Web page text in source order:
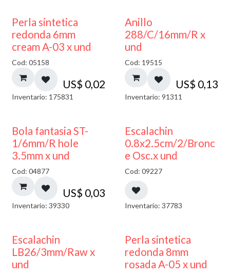
Perla sintetica
redonda 6mm
cream A-03 x und
Cod: 05158
US$ 0,02
Inventario: 175831
Anillo
288/C/16mm/R x
und
Cod: 19515
US$ 0,13
Inventario: 91311
Bola fantasia ST-
1/6mm/R hole
3.5mm x und
Cod: 04877
US$ 0,03
Inventario: 39330
Escalachin
0.8x2.5cm/2/Bronc
e Osc.x und
Cod: 09227
Inventario: 37783
Escalachin
LB26/3mm/Raw x
und
Perla sintetica
redonda 8mm
rosada A-05 x und